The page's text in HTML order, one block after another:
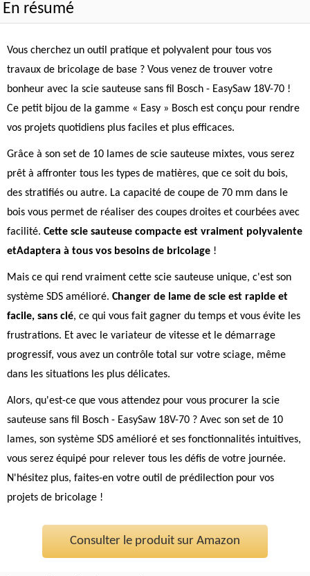
En résumé
Vous cherchez un outil pratique et polyvalent pour tous vos
travaux de bricolage de base ? Vous venez de trouver votre
bonheur avec la scie sauteuse sans fil Bosch - EasySaw 18V-70 !
Ce petit bijou de la gamme « Easy » Bosch est conçu pour rendre
vos projets quotidiens plus faciles et plus efficaces.
Grâce à son set de 10 lames de scie sauteuse mixtes, vous serez
prêt à affronter tous les types de matières, que ce soit du bois,
des stratifiés ou autre. La capacité de coupe de 70 mm dans le
bois vous permet de réaliser des coupes droites et courbées avec
facilité. Cette scie sauteuse compacte est vraiment polyvalente
etAdaptera à tous vos besoins de bricolage !
Mais ce qui rend vraiment cette scie sauteuse unique, c'est son
système SDS amélioré. Changer de lame de scie est rapide et
facile, sans clé, ce qui vous fait gagner du temps et vous évite les
frustrations. Et avec le variateur de vitesse et le démarrage
progressif, vous avez un contrôle total sur votre sciage, même
dans les situations les plus délicates.
Alors, qu'est-ce que vous attendez pour vous procurer la scie
sauteuse sans fil Bosch - EasySaw 18V-70 ? Avec son set de 10
lames, son système SDS amélioré et ses fonctionnalités intuitives,
vous serez équipé pour relever tous les défis de votre journée.
N'hésitez plus, faites-en votre outil de prédilection pour vos
projets de bricolage !
Consulter le produit sur Amazon